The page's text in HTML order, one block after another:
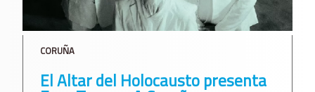
CORUÑA
El Altar del Holocausto presenta